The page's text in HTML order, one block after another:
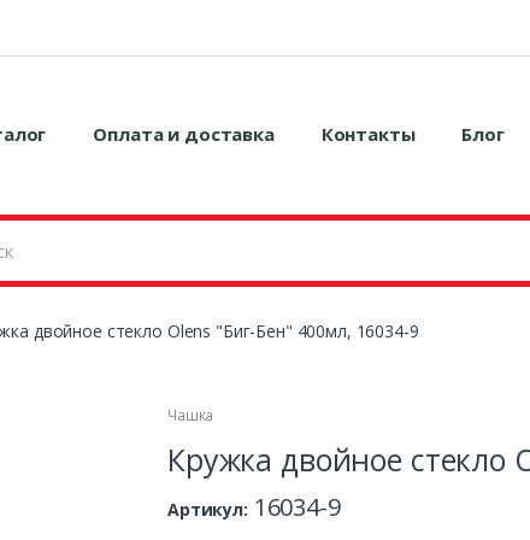
Оплата и доставка Контакты Блог
двойное стекло Olens "Биг-Бен" 400мл, 16034-9
Чашка
Кружка двойное стекло
Артикул: 16034-9